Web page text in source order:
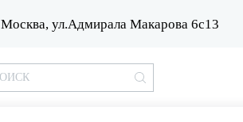
Москва, ул.Адмирала Макарова 6с13